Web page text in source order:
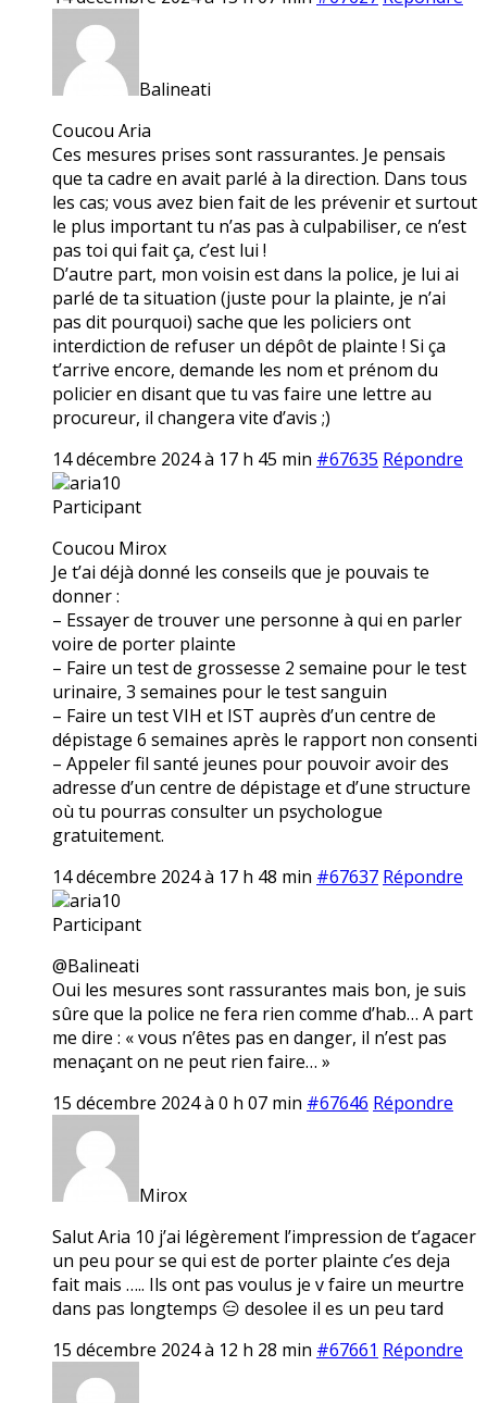
Balineati
Coucou Aria
Ces mesures prises sont rassurantes. Je pensais
que ta cadre en avait parlé à la direction. Dans tous
les cas; vous avez bien fait de les prévenir et surtout
le plus important tu n’as pas à culpabiliser, ce n’est
pas toi qui fait ça, c’est lui !
D’autre part, mon voisin est dans la police, je lui ai
parlé de ta situation (juste pour la plainte, je n’ai
pas dit pourquoi) sache que les policiers ont
interdiction de refuser un dépôt de plainte ! Si ça
t’arrive encore, demande les nom et prénom du
policier en disant que tu vas faire une lettre au
procureur, il changera vite d’avis ;)
14 décembre 2024 à 17 h 45 min #67635 Répondre
aria10
Participant
Coucou Mirox
Je t’ai déjà donné les conseils que je pouvais te
donner :
– Essayer de trouver une personne à qui en parler
voire de porter plainte
– Faire un test de grossesse 2 semaine pour le test
urinaire, 3 semaines pour le test sanguin
– Faire un test VIH et IST auprès d’un centre de
dépistage 6 semaines après le rapport non consenti
– Appeler fil santé jeunes pour pouvoir avoir des
adresse d’un centre de dépistage et d’une structure
où tu pourras consulter un psychologue
gratuitement.
14 décembre 2024 à 17 h 48 min #67637 Répondre
aria10
Participant
@Balineati
Oui les mesures sont rassurantes mais bon, je suis
sûre que la police ne fera rien comme d’hab… A part
me dire : « vous n’êtes pas en danger, il n’est pas
menaçant on ne peut rien faire… »
15 décembre 2024 à 0 h 07 min #67646 Répondre
Mirox
Salut Aria 10 j’ai légèrement l’impression de t’agacer
un peu pour se qui est de porter plainte c’es deja
fait mais ….. Ils ont pas voulus je v faire un meurtre
dans pas longtemps 😑 desolee il es un peu tard
15 décembre 2024 à 12 h 28 min #67661 Répondre